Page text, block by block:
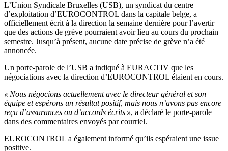
L’Union Syndicale Bruxelles (USB), un syndicat du centre
d’exploitation d’EUROCONTROL dans la capitale belge, a
officiellement écrit à la direction la semaine dernière pour l’avertir
que des actions de grève pourraient avoir lieu au cours du prochain
semestre. Jusqu’à présent, aucune date précise de grève n’a été
annoncée.
Un porte-parole de l’USB a indiqué à EURACTIV que les
négociations avec la direction d’EUROCONTROL étaient en cours.
« Nous négocions actuellement avec le directeur général et son
équipe et espérons un résultat positif, mais nous n’avons pas encore
reçu d’assurances ou d’accords écrits », a déclaré le porte-parole
dans des commentaires envoyés par courriel.
EUROCONTROL a également informé qu’ils espéraient une issue
positive.